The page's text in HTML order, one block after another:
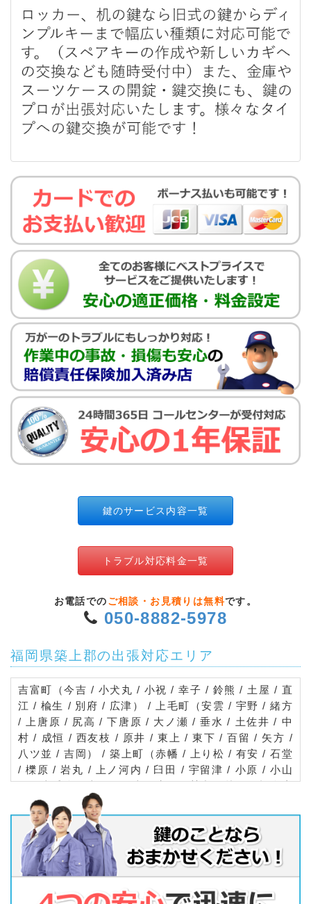
鍵のサービス内容一覧
トラブル対応料金一覧
お電話での ご相談・お見積りは無料です。
050-8882-5978
福岡県築上郡の出張対応エリア
吉富町（今吉 / 小犬丸 / 小祝 / 幸子 / 鈴熊 / 土屋 / 直
江 / 楡生 / 別府 / 広津） / 上毛町（安雲 / 宇野 / 緒方
/ 上唐原 / 尻高 / 下唐原 / 大ノ瀬 / 垂水 / 土佐井 / 中
村 / 成恒 / 西友枝 / 原井 / 東上 / 東下 / 百留 / 矢方 /
八ツ並 / 吉岡） / 築上町（赤幡 / 上り松 / 有安 / 石堂
/ 櫟原 / 岩丸 / 上ノ河内 / 臼田 / 宇留津 / 小原 / 小山
田 / 上香楽 / 上深野 / 上別府 / 袈裟丸 / 越路 / 極楽寺
/ 坂本 / 寒田 / 椎田 / 下香楽 / 下深野 / 下別府 / 真如
寺 / 高塚 / 築城 / 伝法寺 / 奈古 / 西八田 / 東築城 / 東
八田 / 日奈古 / 広末 / 船迫 / 本庄 / 松丸 / 水原 / 湊 /
安武 / 山本 / 弓の師）